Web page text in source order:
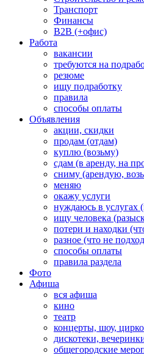
Транспорт
Финансы
B2B (+офис)
Работа
вакансии
требуются на
резюме
ищу подработку
правила
способы оплаты
Объявления
акции, скидки
продам (отдам)
куплю (возьму)
сдам (в аренду, на
сниму (арендую,
меняю
окажу услуги
нуждаюсь в услугах
ищу человека
потери и находки
разное (что не
способы оплаты
правила раздела
Фото
Афиша
вся афиша
кино
театр
концерты, шоу,
дискотеки,
общегородские